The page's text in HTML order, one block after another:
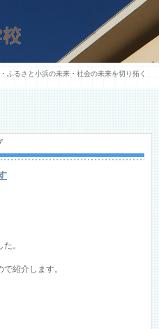
ふるさと小浜の未来・社会の未来を切り拓く
。
紹介します。